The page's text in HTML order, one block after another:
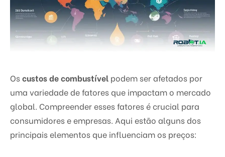
Oscustos de combustível podem ser afetados por
uma variedade de fatores que impactam o mercado
global. Compreender esses fatores é crucial para
consumidores e empresas. Aqui estão alguns dos
principais elementos que influenciam os preços: